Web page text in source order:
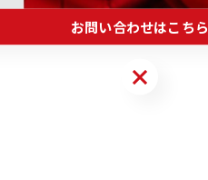
お問い合わせはこちら
お問い合わせはこちら